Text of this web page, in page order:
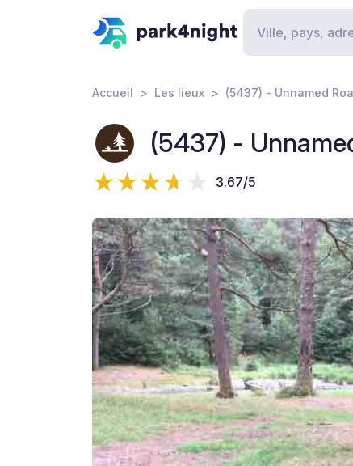
Accueil Les lieux (5437) - Unnamed
(5437) -
3.67/5